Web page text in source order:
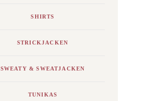
SHIRTS
STRICKJACKEN
SWEATY & SWEATJACKEN
TUNIKAS